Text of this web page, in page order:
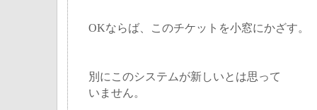
OKならば、このチケットを小窓にかざす。
別にこのシステムが新しいとは思って
いません。